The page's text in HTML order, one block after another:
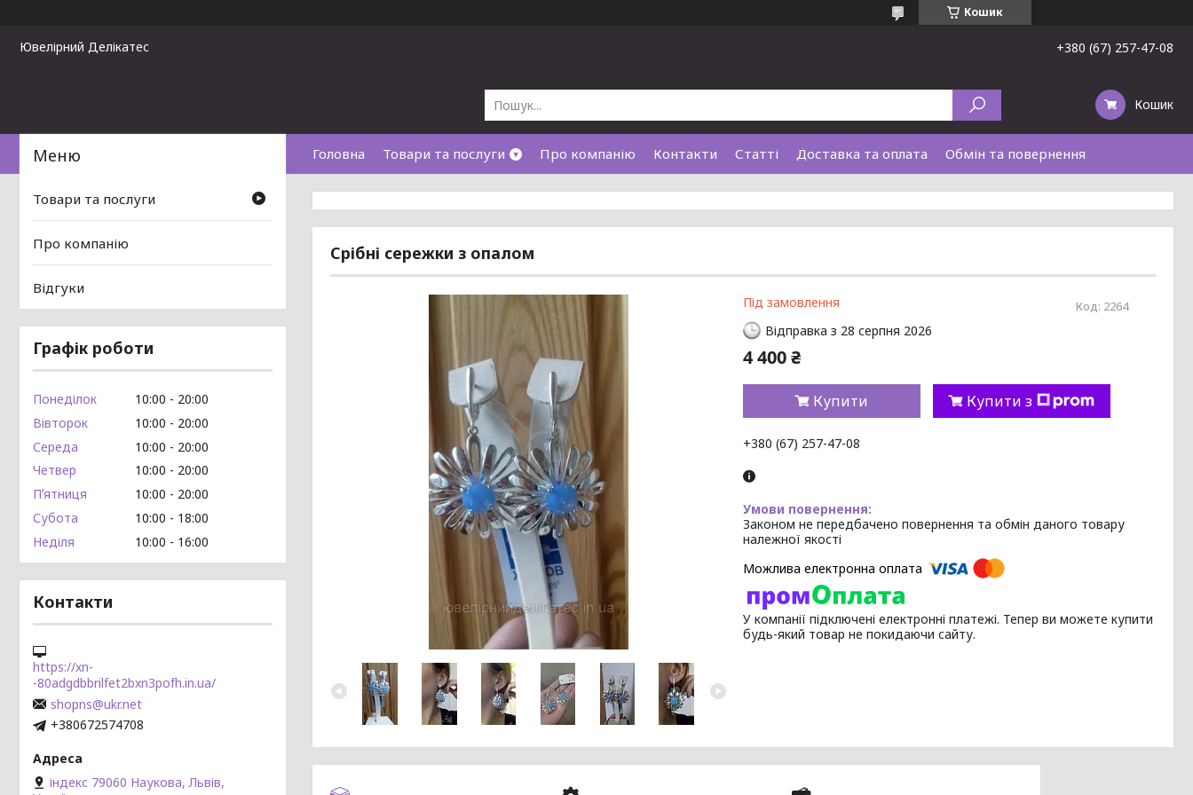
Кошик
Ювелірний Делікатес +380 (67) 257-47-08
Кошик
Головна Товари та послуги Про компанію Контакти Статті Доставка та оплата Обмін та повернення
Срібні сережки з опалом
Під замовлення Код: 2264
Відправка з 28 серпня 2026
4 400 ₴
Купити Купити з
+380 (67) 257-47-08
Законом не передбачено повернення та обмін даного товару
належної якості
У компанії підключені електронні платежі. Тепер ви можете купити
будь-який товар не покидаючи сайту.
Товари та послуги
Про компанію
Відгуки
Графік роботи
Понеділок 10:00
20:00
Вівторок
10:00
20:00
Середа
10:00
20:00
Четвер
10:00
20:00
Пʼятниця
10:00
20:00
Субота
10:00
18:00
Неділя
10:00 16:00
Контакти
https://xn-
-80adgdbbrilfet2bxn3pofh.in.ua/
shopns@ukr.net
+380672574708
індекс 79060 Наукова, Львів,